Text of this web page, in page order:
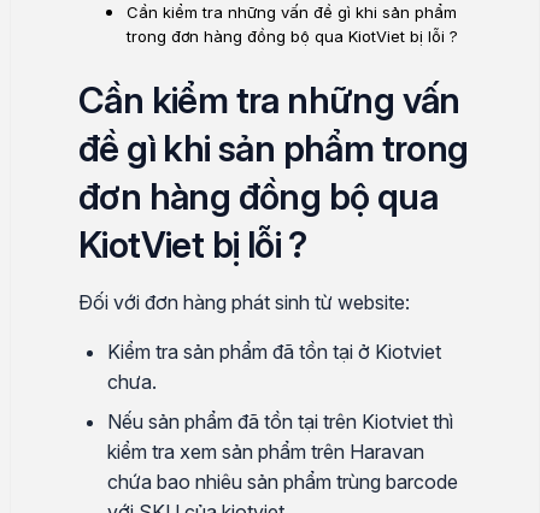
Cần kiểm tra những vấn đề gì khi sản phẩm
trong đơn hàng đồng bộ qua KiotViet bị lỗi ?
Cần kiểm tra những vấn
đề gì khi sản phẩm trong
đơn hàng đồng bộ qua
KiotViet bị lỗi ?
Đối với đơn hàng phát sinh từ website:
Kiểm tra sản phẩm đã tồn tại ở Kiotviet
chưa.
Nếu sản phẩm đã tồn tại trên Kiotviet thì
kiểm tra xem sản phẩm trên Haravan
chứa bao nhiêu sản phẩm trùng barcode